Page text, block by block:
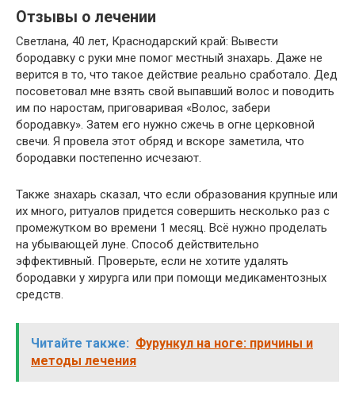
Отзывы о лечении
Светлана, 40 лет, Краснодарский край: Вывести
бородавку с руки мне помог местный знахарь. Даже не
верится в то, что такое действие реально сработало. Дед
посоветовал мне взять свой выпавший волос и поводить
им по наростам, приговаривая «Волос, забери
бородавку». Затем его нужно сжечь в огне церковной
свечи. Я провела этот обряд и вскоре заметила, что
бородавки постепенно исчезают.
Также знахарь сказал, что если образования крупные или
их много, ритуалов придется совершить несколько раз с
промежутком во времени 1 месяц. Всё нужно проделать
на убывающей луне. Способ действительно
эффективный. Проверьте, если не хотите удалять
бородавки у хирурга или при помощи медикаментозных
средств.
Читайте также: Фурункул на ноге: причины и
методы лечения